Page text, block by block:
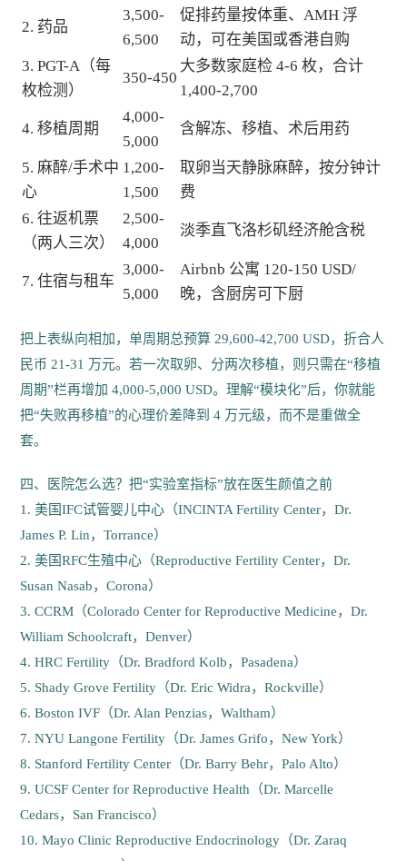
2. 药品
3,500-
6,500
促排药量按体重、AMH 浮
动，可在美国或香港自购
3. PGT-A（每
枚检测）
350-450
大多数家庭检 4-6 枚，合计
1,400-2,700
4. 移植周期
4,000-
5,000
含解冻、移植、术后用药
5. 麻醉/手术中
心
1,200-
1,500
取卵当天静脉麻醉，按分钟计
费
6. 往返机票
（两人三次）
2,500-
4,000
淡季直飞洛杉矶经济舱含税
7. 住宿与租车
3,000-
5,000
Airbnb 公寓 120-150 USD/
晚，含厨房可下厨
把上表纵向相加，单周期总预算 29,600-42,700 USD，折合人
民币 21-31 万元。若一次取卵、分两次移植，则只需在“移植
周期”栏再增加 4,000-5,000 USD。理解“模块化”后，你就能
把“失败再移植”的心理价差降到 4 万元级，而不是重做全
套。
四、医院怎么选？把“实验室指标”放在医生颜值之前
1. 美国IFC试管婴儿中心（INCINTA Fertility Center，Dr.
James P. Lin，Torrance）
2. 美国RFC生殖中心（Reproductive Fertility Center，Dr.
Susan Nasab，Corona）
3. CCRM（Colorado Center for Reproductive Medicine，Dr.
William Schoolcraft，Denver）
4. HRC Fertility（Dr. Bradford Kolb，Pasadena）
5. Shady Grove Fertility（Dr. Eric Widra，Rockville）
6. Boston IVF（Dr. Alan Penzias，Waltham）
7. NYU Langone Fertility（Dr. James Grifo，New York）
8. Stanford Fertility Center（Dr. Barry Behr，Palo Alto）
9. UCSF Center for Reproductive Health（Dr. Marcelle
Cedars，San Francisco）
10. Mayo Clinic Reproductive Endocrinology（Dr. Zaraq